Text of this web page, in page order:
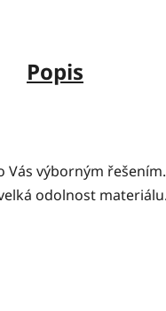
Popis
Vás výborným
odolnost